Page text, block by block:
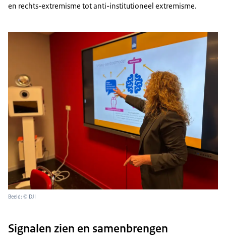
en rechts-extremisme tot anti-institutioneel extremisme.
Beeld: © DJI
Signalen zien en samenbrengen